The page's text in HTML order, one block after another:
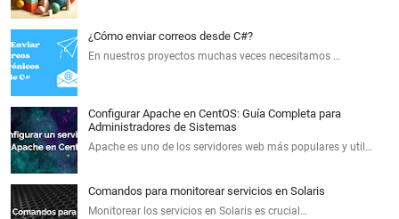
¿Cómo enviar correos desde C#?
En nuestros proyectos muchas veces necesitamos …
Configurar Apache en CentOS: Guía Completa para
Administradores de Sistemas
Apache es uno de los servidores web más populares y util…
Comandos para monitorear servicios en Solaris
Monitorear los servicios en Solaris es crucial…